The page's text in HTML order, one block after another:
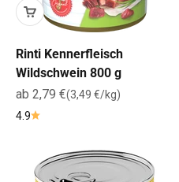
Rinti Kennerfleisch
Wildschwein 800 g
Angebot
ab 2,79 €(3,49 €/kg)
4.9